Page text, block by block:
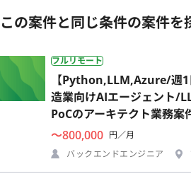
この案件と同じ条件の案件を
フルリモート
【Python,LLM,Azure/週
造業向けAIエージェント/
PoCのアーキテクト業務案
〜800,000 円／月
バックエンドエンジニア